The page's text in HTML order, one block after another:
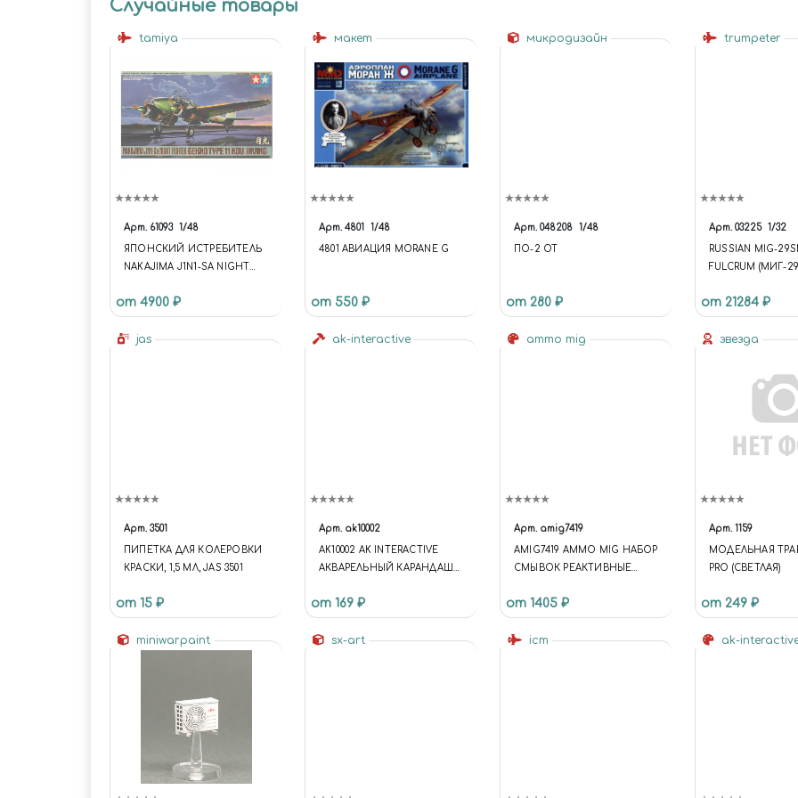
Случайные товары
tamiya
Арт. 61093 1/48
ЯПОНСКИЙ ИСТРЕБИТЕЛЬ
NAKAJIMA J1N1-SA NIGHT
KOU (IRVING) (1:48)
от 4900 ₽
макет
Арт. 4801 1/48
4801 АВИАЦИЯ MORANE G
от 550 ₽
микродизайн
Арт. 048208 1/48
ПО-2 ОТ
от 280 ₽
trumpeter
Арт. 03225 1/32
RUSSIAN MIG-
FULCRUM (МИГ-
МНОГОЦЕЛЕВОЙ
ИСТРЕБИТЕЛЬ)
от 21284 ₽
jas
Арт. 3501
ПИПЕТКА ДЛЯ КОЛЕРОВКИ
КРАСКИ, 1,5 МЛ, JAS 3501
от 15 ₽
ak-interactive
Арт. ak10002
AK10002 AK INTERACTIVE
АКВАРЕЛЬНЫЙ КАРАНДАШ
PENCIL RUBBER
от 169 ₽
ammo mig
Арт. amig7419
AMIG7419 AMMO MIG НАБОР
СМЫВОК РЕАКТИВНЫЕ
NAVY GREY JETS
от 1405 ₽
звезда
Арт. 1159
МОДЕЛЬНАЯ
PRO (СВЕТЛАЯ)
от 249 ₽
miniwarpaint sx-art icm ak-